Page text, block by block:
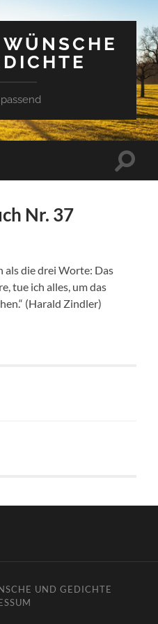
Nr. 37
als die drei Worte: Das
tue ich alles, um das
(Harald Zindler)
UND GEDICHTE